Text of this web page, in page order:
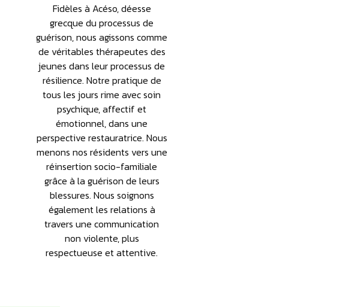
Fidèles à Acéso, déesse
grecque du processus de
guérison, nous agissons comme
de véritables thérapeutes des
jeunes dans leur processus de
résilience. Notre pratique de
tous les jours rime avec soin
psychique, affectif et
émotionnel, dans une
perspective restauratrice. Nous
menons nos résidents vers une
réinsertion socio-familiale
grâce à la guérison de leurs
blessures. Nous soignons
également les relations à
travers une communication
non violente, plus
respectueuse et attentive.